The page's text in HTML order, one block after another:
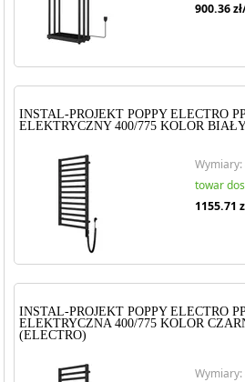
900.36
INSTAL-PROJEKT POPPY ELECTRO
ELEKTRYCZNY 400/775 KOLOR
Wymiary:
towar
1155.71
INSTAL-PROJEKT POPPY ELECTRO
ELEKTRYCZNA 400/775 KOLOR
(ELECTRO)
Wymiary: